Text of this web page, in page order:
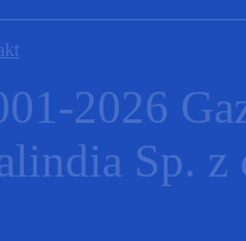
2026
Sp.